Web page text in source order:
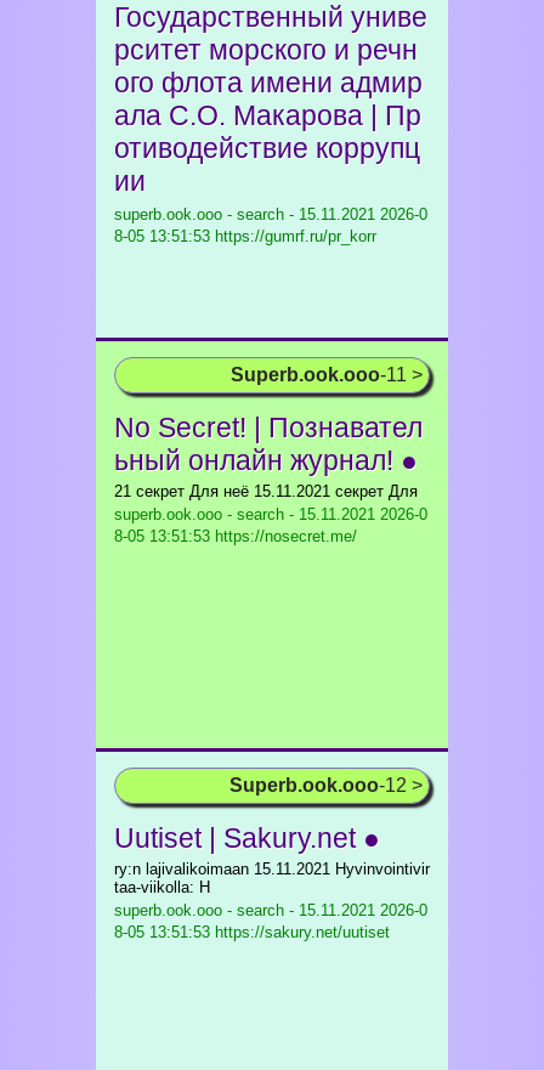
Государственный униве
рситет морского и речн
ого флота имени адмир
ала С.О. Макарова | Пр
отиводействие коррупц
ии
superb.ook.ooo - search - 15.11.2021 2026-0
8-05 13:51:53 https://gumrf.ru/pr_korr
Superb.ook.ooo-11 >
No Secret! | Познавател
ьный онлайн журнал! ●
21 секрет Для неё 15.11.2021 секрет Для
superb.ook.ooo - search - 15.11.2021 2026-0
8-05 13:51:53 https://nosecret.me/
Superb.ook.ooo-12 >
Uutiset | Sakury.net ●
ry:n lajivalikoimaan 15.11.2021 Hyvinvointivir
taa-viikolla: H
superb.ook.ooo - search - 15.11.2021 2026-0
8-05 13:51:53 https://sakury.net/uutiset